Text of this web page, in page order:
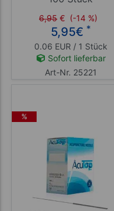
6,95 € (-14 %)
5,95€ *
0.06 EUR / 1 Stück
Sofort lieferbar
Art-Nr. 25221
%